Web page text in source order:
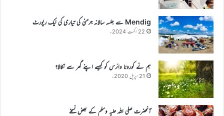
Mendig سے جلسہ سالانہ جرمنی کی تیاری کی ایک رپورٹ
22 اگست 2024ء
ہم نے کورونا وائرس کو کیسے اپنے گھر سے نکالا؟
21 اپریل 2020ء
آنحضرت صلی اللہ علیہ وسلم کے بعض نسخے